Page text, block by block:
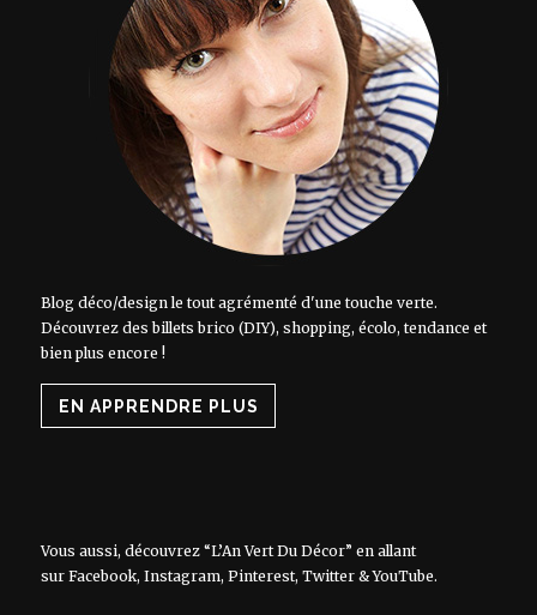
Blog déco/design le tout agrémenté d'une touche verte.
Découvrez des billets brico (DIY), shopping, écolo, tendance et
bien plus encore !
EN APPRENDRE PLUS
Vous aussi, découvrez “L’An Vert Du Décor” en allant
sur Facebook, Instagram, Pinterest, Twitter&YouTube.